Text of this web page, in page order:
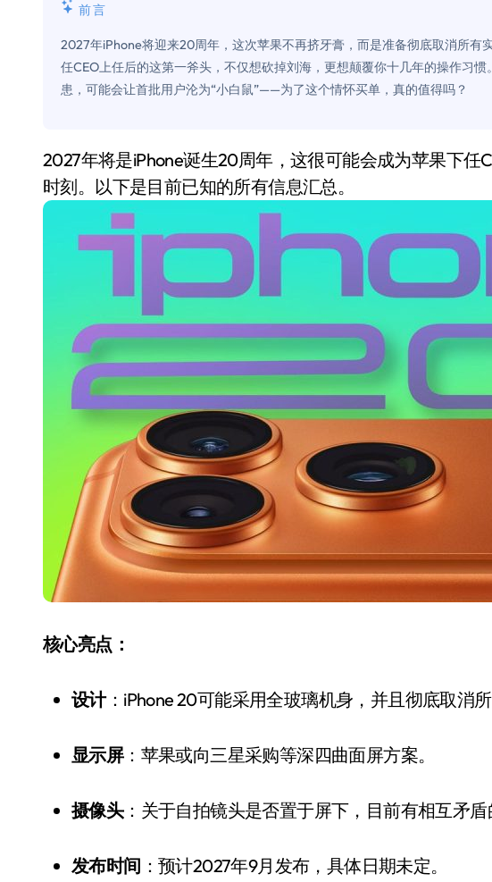
别再用汽车USB给MacBook充电了！老司机教你3招
花钱买宝马，启动先看蜘蛛侠？”车主怒了：车内不
你的U盘格式对了吗？详解exFAT和NTFS的终极对
维修店最怕的“作死”操作：把手机塞冰箱，你中招
轻到忽略不计 大疆Mini 2S内录实测，值不值得冲？
从“卖电视”到“定规则”：海信拿下RGB-Mini LED全
国际首次！中国钙钛矿探测器太空“开箱”，一边探
小米涨价！K90跳上3099，小米17标准版逼近4800
长鑫上市只是开胃菜：合肥正在下一盘你看不懂的
耳机低音像白开水？90%的人第一步就做错了
复古玩家狂喜：Anbernic第三次复刻GBA SP，情怀
Xbox 360 游戏终于要登 PC，光盘党也能“以盘换数”
AirTag 新版到底香不香？一篇帮你避坑+种草
净利润暴跌7.7%，苏泊尔开始靠“擦边”续命了？
前言
2027年iPhone将迎来20周年，这次苹果不再挤牙膏，而是准备彻底取消所有
任CEO上任后的这第一斧头，不仅想砍掉刘海，更想颠覆你十几年的操作习
患，可能会让首批用户沦为“小白鼠”——为了这个情怀买单，真的值得吗？
2027年将是iPhone诞生20周年，这很可能会成为苹果下任CEO John Ternus领导下的一个里程碑
时刻。以下是目前已知的所有信息汇总。
核心亮点：
设计：iPhone 20可能采用全玻璃机身，并且彻底取消所
显示屏：苹果或向三星采购等深四曲面屏方案。
摄像头：关于自拍镜头是否置于屏下，目前有相互矛盾
发布时间 ：预计2027年9月发布，具体日期未定。